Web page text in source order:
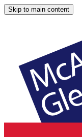
Skip to main content